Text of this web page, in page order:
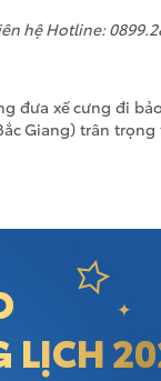
hệ Hotline:
đưa xế cưng đi
Giang) trân